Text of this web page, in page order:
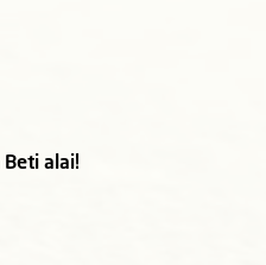
alai!